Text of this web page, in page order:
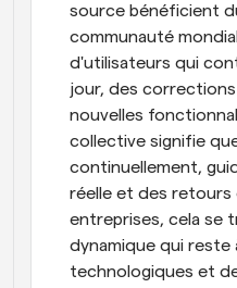
source bénéficient
communauté
d'utilisateurs qui
jour, des
nouvelles
collective signifie
continuellement,
réelle et des retours
entreprises, cela se
dynamique qui reste
technologiques et